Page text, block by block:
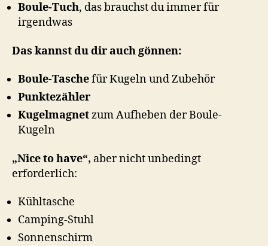
Boule-Tuch, das brauchst du immer für
irgendwas
Das kannst du dir auch gönnen:
Boule-Taschefür Kugeln und Zubehör
Punktezähler
Kugelmagnetzum Aufheben der Boule-
Kugeln
„Nice to have“, aber nicht unbedingt
erforderlich:
Kühltasche
Camping-Stuhl
Sonnenschirm